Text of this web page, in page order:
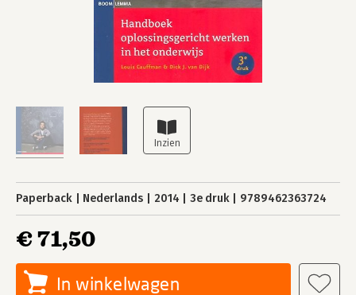
Paperback Nederlands 2014 3e druk 9789462363724
€ 71,50
In winkelwagen